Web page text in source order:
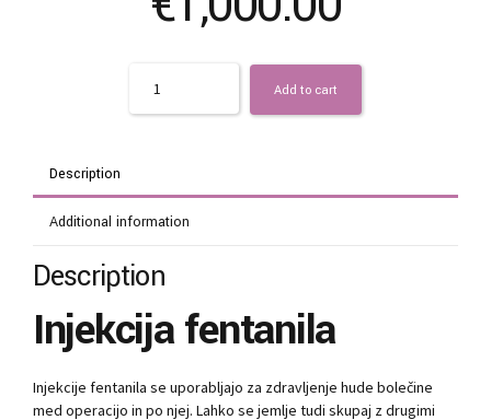
Add to cart
Description
Additional information
Description
Injekcija fentanila
Injekcije fentanila se uporabljajo za zdravljenje hude bolečine
med operacijo in po njej. Lahko se jemlje tudi skupaj z drugimi